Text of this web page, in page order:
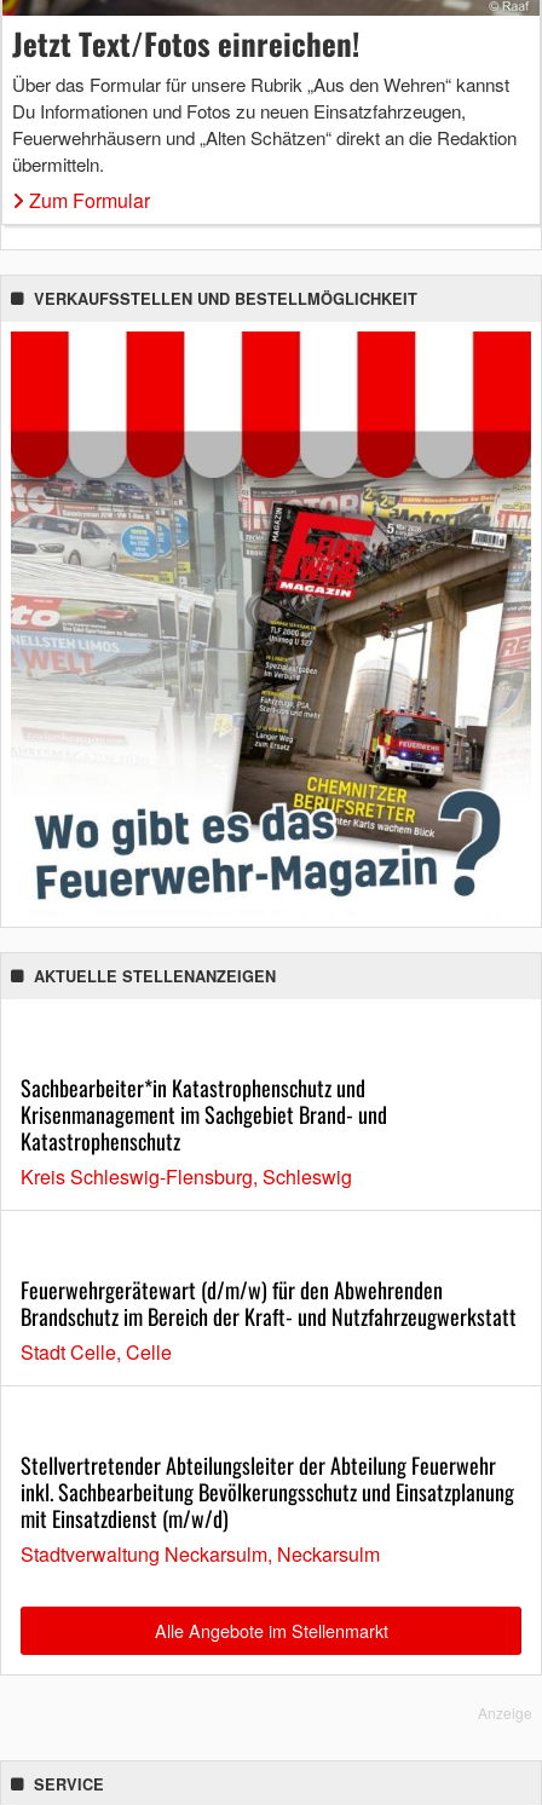
Jetzt Text/Fotos einreichen!
Über das Formular für unsere Rubrik „Aus den Wehren“ kannst
Du Informationen und Fotos zu neuen Einsatzfahrzeugen,
Feuerwehrhäusern und „Alten Schätzen“ direkt an die Redaktion
übermitteln.
Zum Formular
VERKAUFSSTELLEN UND BESTELLMÖGLICHKEIT
AKTUELLE STELLENANZEIGEN
Sachbearbeiter*in Katastrophenschutz und
Krisenmanagement im Sachgebiet Brand- und
Katastrophenschutz
Kreis Schleswig-Flensburg, Schleswig
Feuerwehrgerätewart (d/m/w) für den Abwehrenden
Brandschutz im Bereich der Kraft- und Nutzfahrzeugwerkstatt
Stadt Celle, Celle
Stellvertretender Abteilungsleiter der Abteilung Feuerwehr
inkl. Sachbearbeitung Bevölkerungsschutz und Einsatzplanung
mit Einsatzdienst (m/w/d)
Stadtverwaltung Neckarsulm, Neckarsulm
Alle Angebote im Stellenmarkt
Anzeige
SERVICE